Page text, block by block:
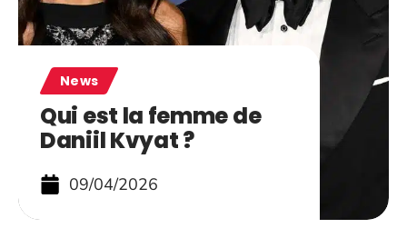
News
Qui est la femme de
Daniil Kvyat ?
09/04/2026